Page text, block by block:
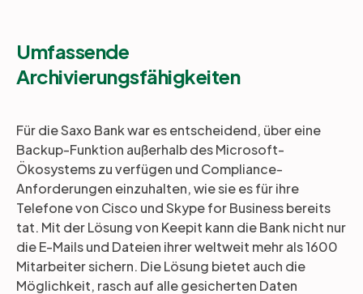
Umfassende
Archivierungsfähigkeiten
Für die Saxo Bank war es entscheidend, über eine
Backup-Funktion außerhalb des Microsoft-
Ökosystems zu verfügen und Compliance-
Anforderungen einzuhalten, wie sie es für ihre
Telefone von Cisco und Skype for Business bereits
tat. Mit der Lösung von Keepit kann die Bank nicht nur
die E-Mails und Dateien ihrer weltweit mehr als 1600
Mitarbeiter sichern. Die Lösung bietet auch die
Möglichkeit, rasch auf alle gesicherten Daten